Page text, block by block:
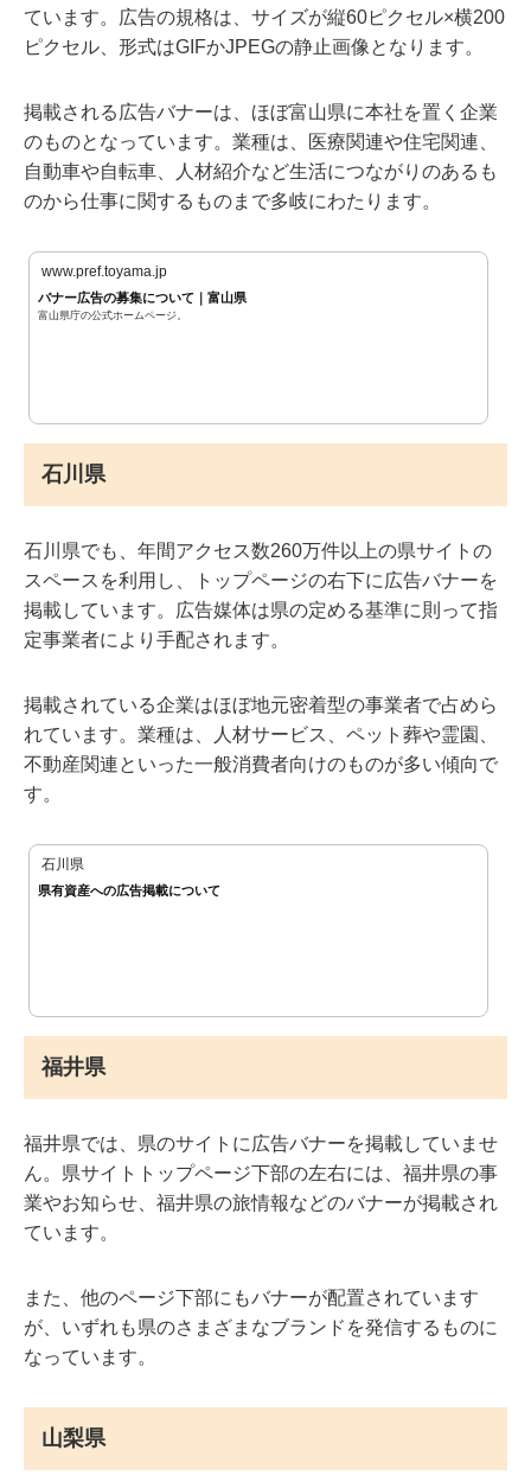
ています。広告の規格は、サイズが縦60ピクセル×横200
ピクセル、形式はGIFかJPEGの静止画像となります。
掲載される広告バナーは、ほぼ富山県に本社を置く企業
のものとなっています。業種は、医療関連や住宅関連、
自動車や自転車、人材紹介など生活につながりのあるも
のから仕事に関するものまで多岐にわたります。
www.pref.toyama.jp
バナー広告の募集について｜富山県
富山県庁の公式ホームページ。
石川県
石川県でも、年間アクセス数260万件以上の県サイトの
スペースを利用し、トップページの右下に広告バナーを
掲載しています。広告媒体は県の定める基準に則って指
定事業者により手配されます。
掲載されている企業はほぼ地元密着型の事業者で占めら
れています。業種は、人材サービス、ペット葬や霊園、
不動産関連といった一般消費者向けのものが多い傾向で
す。
石川県
県有資産への広告掲載について
福井県
福井県では、県のサイトに広告バナーを掲載していませ
ん。県サイトトップページ下部の左右には、福井県の事
業やお知らせ、福井県の旅情報などのバナーが掲載され
ています。
また、他のページ下部にもバナーが配置されています
が、いずれも県のさまざまなブランドを発信するものに
なっています。
山梨県